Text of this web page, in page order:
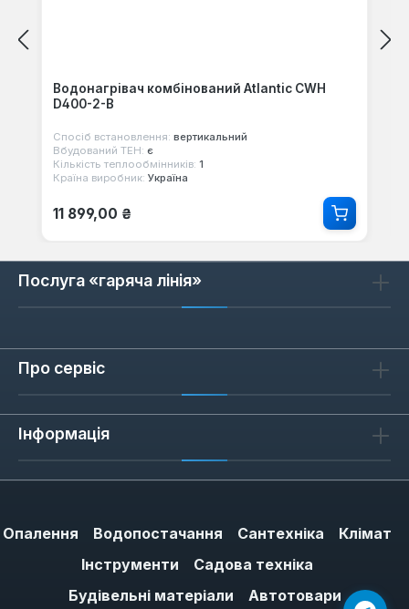
Водонагрівач комбінований Atlantic CWH
D400-2-B
Спосіб встановлення: вертикальний
Вбудований ТЕН: є
Кількість теплообмінників: 1
Країна виробник: Україна
Звичайна ціна:
11 899,00 ₴
Послуга «гаряча лінія»
Про сервіс
Інформація
Опалення Водопостачання Сантехніка
Клімат
Інструменти
Садова техніка
Будівельні матеріали
Автотовари